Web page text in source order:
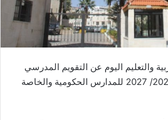
والتعليم اليوم عن التقويم المدرسي
للعام الدراسي المقبل 2026/ 2027 للمدارس الحكومية والخاصة